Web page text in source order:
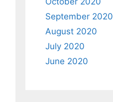
September 2020
August 2020
July 2020
June 2020